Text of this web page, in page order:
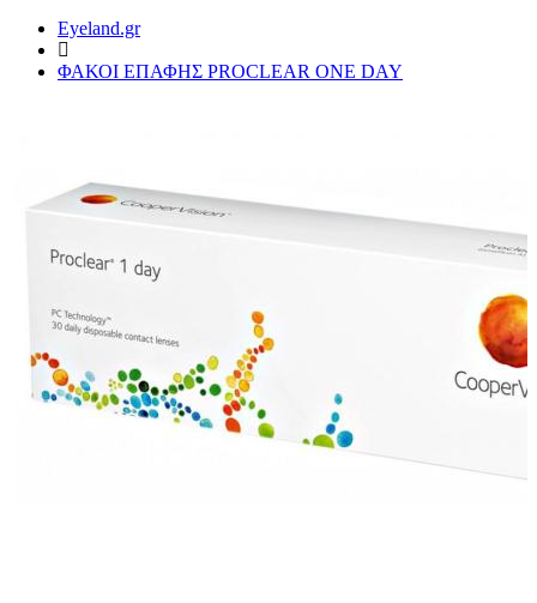
Eyeland.gr
ΦΑΚΟΙ ΕΠΑΦΗΣ PROCLEAR ONE DAY